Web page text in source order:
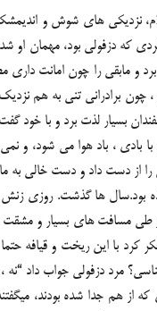
نزدیکی های شوش و
دزفولی بود، مهمان او
را چون امانت داری
چون برادرانی تنی به هم
بسیار لذت برد و با خود
با بادی ، باد هوا می شود،
را از دست داد و دست خالی
بود.سال ها گذشت. روزی
مسافت های بسیار و مشقت
فکر کرد با این ریخت و قیافه
مرد دزفولی جواب داد “نه
هم جدا شده بودند،